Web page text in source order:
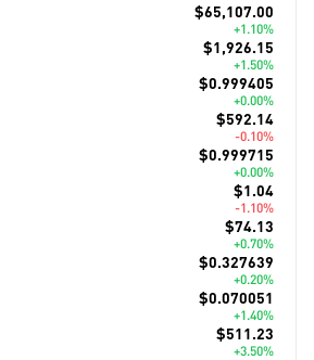
$65,107.00
+1.10%
$1,926.15
+1.50%
$0.999405
+0.00%
$592.14
-0.10%
$0.999715
+0.00%
$1.04
-1.10%
$74.13
+0.70%
$0.327639
+0.20%
$0.070051
+1.40%
$511.23
+3.50%